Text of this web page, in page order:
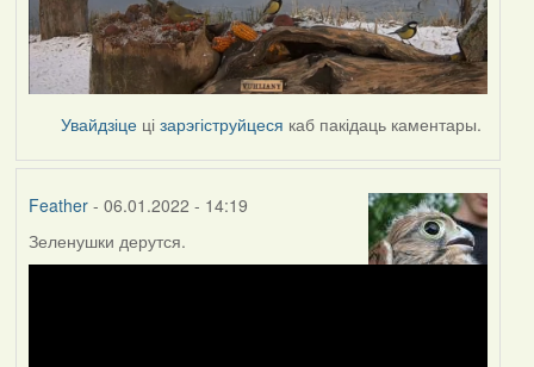
Увайдзіце цізарэгіструйцеся каб пакідаць каментары.
Feather- 06.01.2022 - 14:19
Зеленушки дерутся.